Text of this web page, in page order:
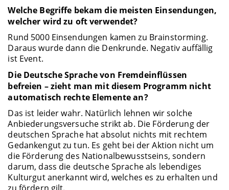
Welche Begriffe bekam die meisten Einsendungen,
welcher wird zu oft verwendet?
Rund 5000 Einsendungen kamen zu Brainstorming.
Daraus wurde dann die Denkrunde. Negativ auffällig
ist Event.
Die Deutsche Sprache von Fremdeinflüssen
befreien – zieht man mit diesem Programm nicht
automatisch rechte Elemente an?
Das ist leider wahr. Natürlich lehnen wir solche
Anbiederungsversuche strikt ab. Die Förderung der
deutschen Sprache hat absolut nichts mit rechtem
Gedankengut zu tun. Es geht bei der Aktion nicht um
die Förderung des Nationalbewusstseins, sondern
darum, dass die deutsche Sprache als lebendiges
Kulturgut anerkannt wird, welches es zu erhalten und